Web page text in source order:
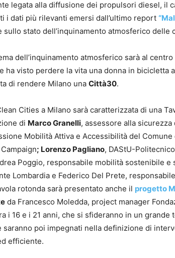
legata alla diffusione dei propulsori diesel, il
i dati più rilevanti emersi dall’ultimo report
sullo stato dell’inquinamento atmosferico delle
dell’inquinamento atmosferico sarà al
ha visto perdere la vita una donna in bicicletta
di rendere Milano una Città30.
Cities a Milano sarà caratterizzata di una
di Marco Granelli, assessore alla
Mobilità Attiva e Accessibilità del Comune
; Lorenzo Pagliano, DAStU-
Poggio, responsabile mobilità sostenibile e
Lombardia e Federico Del Prete,
rotonda sarà presentato anche il progetto
da Francesco Moledda, project manager
i 16 e i 21 anni, che si sfideranno in un
saranno poi impegnati nella definizione di
efficiente.